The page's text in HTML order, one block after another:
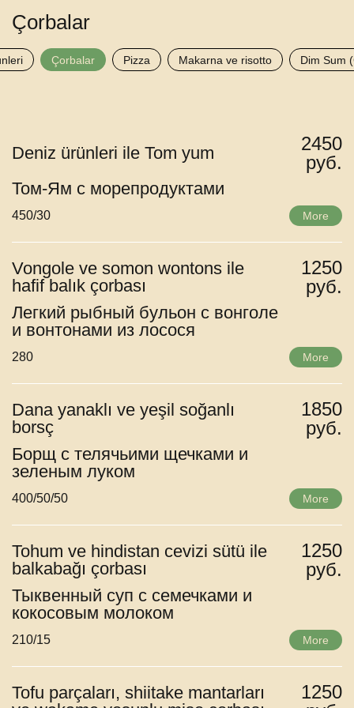
Çorbalar
Çorbalar Pizza Makarna ve risotto Dim Sum
Deniz ürünleri ile Tom yum
2450
руб.
Том-Ям с морепродуктами
450/30 More
Vongole ve somon wontons ile
hafif balık çorbası
1250
руб.
Легкий рыбный бульон с вонголе
и вонтонами из лосося
280 More
Dana yanaklı ve yeşil soğanlı
borsç
1850
руб.
Борщ с телячьими щечками и
зеленым луком
400/50/50 More
Tohum ve hindistan cevizi sütü ile
balkabağı çorbası
1250
руб.
Тыквенный суп с семечками и
кокосовым молоком
210/15 More
Tofu parçaları, shiitake mantarları
1250